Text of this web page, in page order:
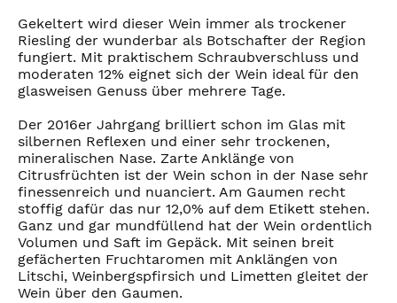
Gekeltert wird dieser Wein immer als trockener
Riesling der wunderbar als Botschafter der Region
fungiert. Mit praktischem Schraubverschluss und
moderaten 12% eignet sich der Wein ideal für den
glasweisen Genuss über mehrere Tage.
Der 2016er Jahrgang brilliert schon im Glas mit
silbernen Reflexen und einer sehr trockenen,
mineralischen Nase. Zarte Anklänge von
Citrusfrüchten ist der Wein schon in der Nase sehr
finessenreich und nuanciert. Am Gaumen recht
stoffig dafür das nur 12,0% auf dem Etikett stehen.
Ganz und gar mundfüllend hat der Wein ordentlich
Volumen und Saft im Gepäck. Mit seinen breit
gefächerten Fruchtaromen mit Anklängen von
Litschi, Weinbergspfirsich und Limetten gleitet der
Wein über den Gaumen.